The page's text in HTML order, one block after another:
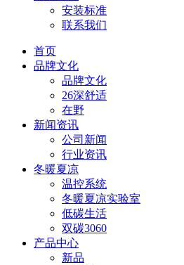
安装标准
联系我们
首页
品牌文化
品牌文化
26深舒适
在野
新闻资讯
公司新闻
行业资讯
冬暖夏凉
温控系统
冬暖夏凉实验室
低碳生活
双碳3060
产品中心
新品